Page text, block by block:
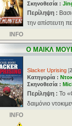
Σκηνοθεσία :
Περίληψη :
την απίστευτη
INFO
O MΑΙΚΛ
Slacker Uprising [
Κατηγορία :
Σκηνοθεσία :
Περίληψη : To
δαιμόνιο
INFO